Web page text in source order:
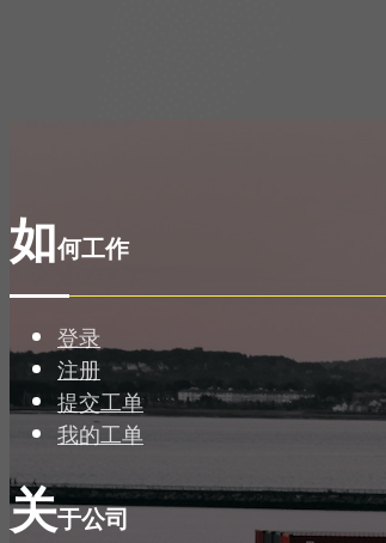
如何工作
登录
注册
提交工单
我的工单
关于公司